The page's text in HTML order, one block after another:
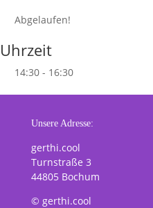
Abgelaufen!
Uhrzeit
14:30 - 16:30
Unsere Adresse:
gerthi.cool
Turnstraße 3
44805 Bochum
© gerthi.cool